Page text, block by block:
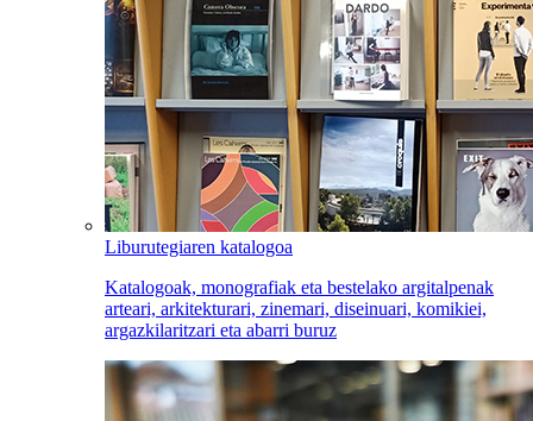
Liburutegiaren katalogoa
Katalogoak, monografiak eta bestelako argitalpenak
arteari, arkitekturari, zinemari, diseinuari, komikiei,
argazkilaritzari eta abarri buruz